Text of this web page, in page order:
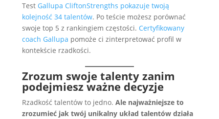
Test Gallupa CliftonStrengths pokazuje twoją
kolejność 34 talentów. Po teście możesz porównać
swoje top 5 z rankingiem częstości. Certyfikowany
coach Gallupa pomoże ci zinterpretować profil w
kontekście rzadkości.
Zrozum swoje talenty zanim
podejmiesz ważne decyzje
Rzadkość talentów to jedno. Ale najważniejsze to
zrozumieć jak twój unikalny układ talentów działa